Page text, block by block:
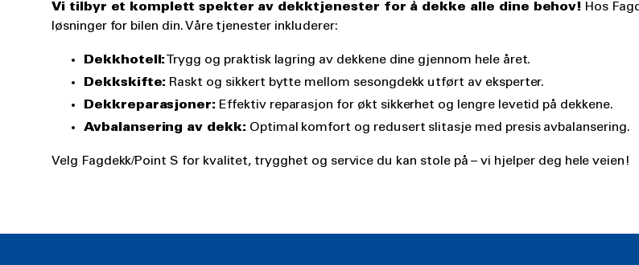
Vi tilbyr et komplett spekter av dekktjenester for å dekke alle dine behov! Hos
løsninger for bilen din. Våre tjenester inkluderer:
Dekkhotell: Trygg og praktisk lagring av dekkene dine gjennom hele året.
Dekkskifte: Raskt og sikkert bytte mellom sesongdekk utført av eksperter.
Dekkreparasjoner: Effektiv reparasjon for økt sikkerhet og lengre levetid på dekkene.
Avbalansering av dekk:Optimal komfort og redusert slitasje med presis avbalansering.
Velg Fagdekk/Point S for kvalitet, trygghet og service du kan stole på – vi hjelper deg hele veien!